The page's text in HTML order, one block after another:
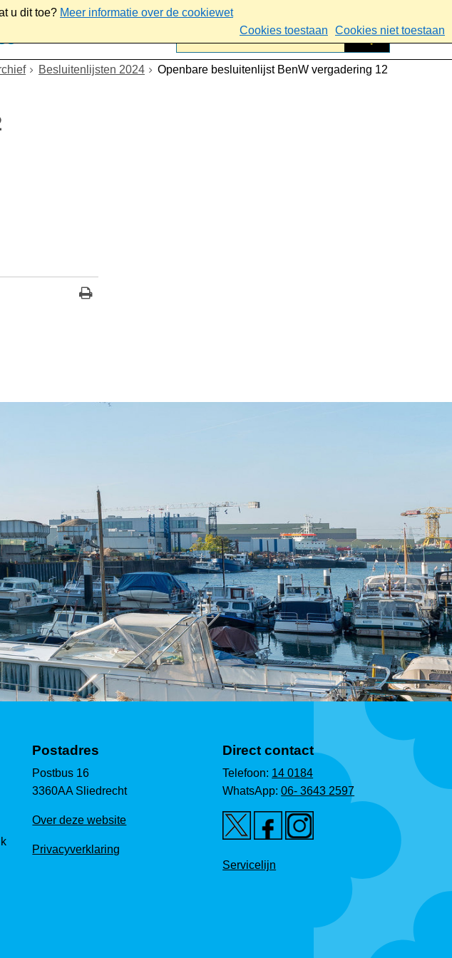
u dit toe? Meer informatie over de cookiewet
Cookies toestaan
Cookies niet toestaan
Besluitenlijsten 2024
Openbare besluitenlijst BenW vergadering 12
Postadres
Postbus 16
3360AA Sliedrecht
Over deze website
Privacyverklaring
Direct contact
Telefoon: 14 0184
WhatsApp:06- 3643 2597
Servicelijn